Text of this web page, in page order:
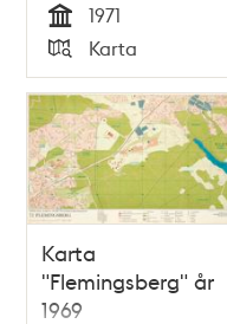
Tid
1971
Typ
Karta
Karta
"Flemingsberg" år
1969